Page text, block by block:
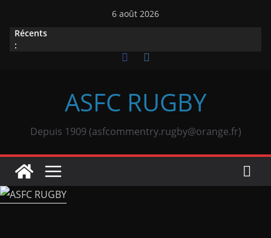
contenu
6 août 2026
Récents
:
ASFC RUGBY
Depuis 1909 (asfcommentry.rugby@orange.fr)